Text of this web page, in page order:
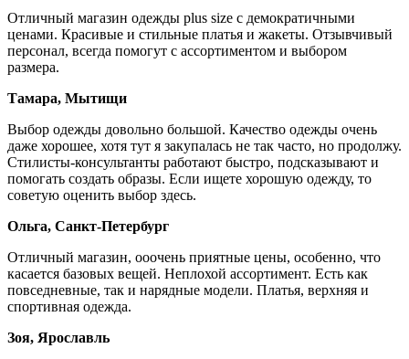
Отличный магазин одежды plus size с демократичными
ценами. Красивые и стильные платья и жакеты. Отзывчивый
персонал, всегда помогут с ассортиментом и выбором
размера.
Тамара, Мытищи
Выбор одежды довольно большой. Качество одежды очень
даже хорошее, хотя тут я закупалась не так часто, но продолжу.
Стилисты-консультанты работают быстро, подсказывают и
помогать создать образы. Если ищете хорошую одежду, то
советую оценить выбор здесь.
Ольга, Санкт-Петербург
Отличный магазин, ооочень приятные цены, особенно, что
касается базовых вещей. Неплохой ассортимент. Есть как
повседневные, так и нарядные модели. Платья, верхняя и
спортивная одежда.
Зоя, Ярославль